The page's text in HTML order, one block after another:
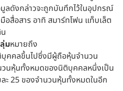
มูลดังกล่าวจะถูกบันทึกไว้ในอุปกรณ์
อสื่อสาร อาทิ สมาร์ทโฟน แท็บเล็ต
มหมายถึง
คคลขึ้นไปซึ่งมีผู้ถือหุ้นจำนวน
วนหุ้นทั้งหมดของนิติบุคคลหนึ่งเป็น
ะ 25 ของจำนวนหุ้นทั้งหมดในอีก